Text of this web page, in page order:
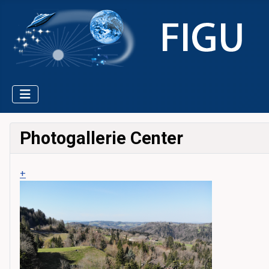
Photogallerie Center
+